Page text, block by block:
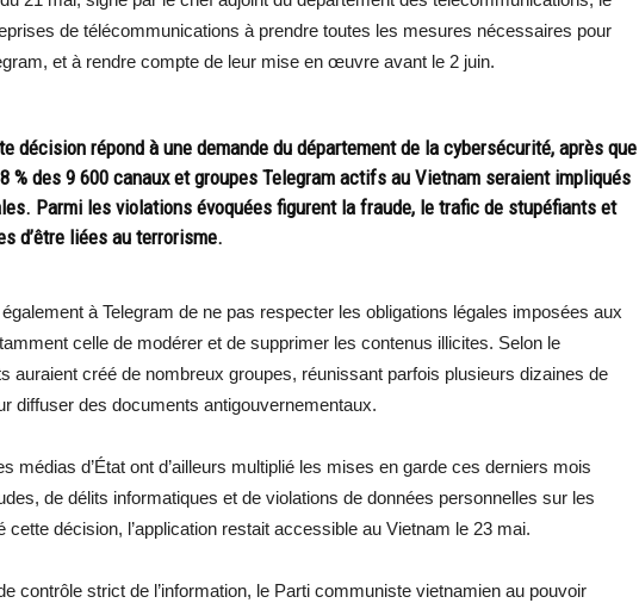
de télécommunications à prendre toutes les mesures nécessaires pour
et à rendre compte de leur mise en œuvre avant le 2 juin.
décision répond à une demande du département de la cybersécurité, après que
% des 9 600 canaux et groupes Telegram actifs au Vietnam seraient impliqués
Parmi les violations évoquées figurent la fraude, le trafic de stupéfiants et
d’être liées au terrorisme.
à Telegram de ne pas respecter les obligations légales imposées aux
celle de modérer et de supprimer les contenus illicites. Selon le
auraient créé de nombreux groupes, réunissant parfois plusieurs dizaines de
diffuser des documents antigouvernementaux.
médias d’État ont d’ailleurs multiplié les mises en garde ces derniers mois
de délits informatiques et de violations de données personnelles sur les
cette décision, l’application restait accessible au Vietnam le 23 mai.
contrôle strict de l’information, le Parti communiste vietnamien au pouvoir